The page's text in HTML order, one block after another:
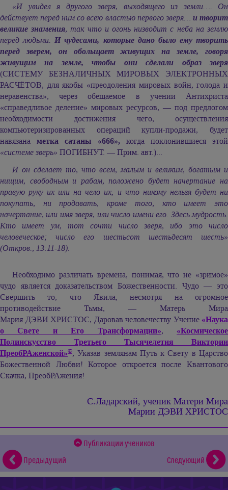
«И увидел я другого зверя, выходящего из земли…. Он
действует перед ним со всею властью первого зверя… и творит
великие знамения, так что и огонь низводит с неба на землю
перед людьми.И чудесами, которые дано было ему творить
перед зверем, он обольщает живущих на земле, говоря
живущим на земле, чтобы они сделали образ зверя
(СИСТЕМУ БЕЗНАЛИЧНЫХ МИРОВЫХ ЭЛЕКТРОННЫХ
РАСЧЁТОВ, для якобы «преодоления мировых войн, голода и
неравенства», через обещаемое в учении Антихриста
«справедливое деление» мировых ресурсов, — под предлогом
необходимости достижения чего, осуществления
компьютеризированных операций купли-продажи, будет
навязана метка сатаны «666», когда поклонившиеся этой
«системе зверь» ПОГИБНУТ. — Прим. авт.)...
И он сделает то, что всем, малым и великим, богатым и
нищим, свободным и рабам, положено будет начертание на
правую руку их или на чело их, и что никому нельзя будет ни
покупать, ни продавать, кроме того, кто имеет это
начертание, или имя зверя, или число имени его. Здесь мудрость.
Кто имеет ум, тот сочти число зверя, ибо это число
человеческое; число его шестьсот шестьдесят шесть»
(Откров., 13:11-18).
Необходимо различать времена, понимая, что не «зримое»
чудо является доказательством Божественности. Чудо — это
Свершить то, что Явила, несмотря на огромное
противодействие Тьмы, — Матерь Мира
Мария ДЭВИ ХРИСТОС, Даровав человечеству Учение «Наука
о Свете и Его Трансформации», «Космическое
Полиискусство Третьего Тысячелетия Виктории
ПреобРАженской»©, Указав землянам Путь к Свету в Царство
Божественной Любви! Которое откроется после Квантового
Скачка, ПреобРАжения!
С.Ладарский, ученик Матери Мира
Марии ДЭВИ ХРИСТОС
Публикации учеников
Предыдущий
Следующий